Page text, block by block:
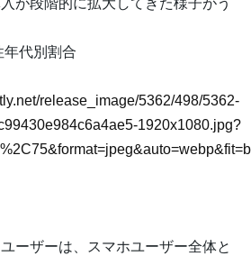
が段階的に拡大してきた様子がう
年代別割合
release_image/5362/498/5362-
1920x1080.jpg?
ーザーは、スマホユーザー全体と